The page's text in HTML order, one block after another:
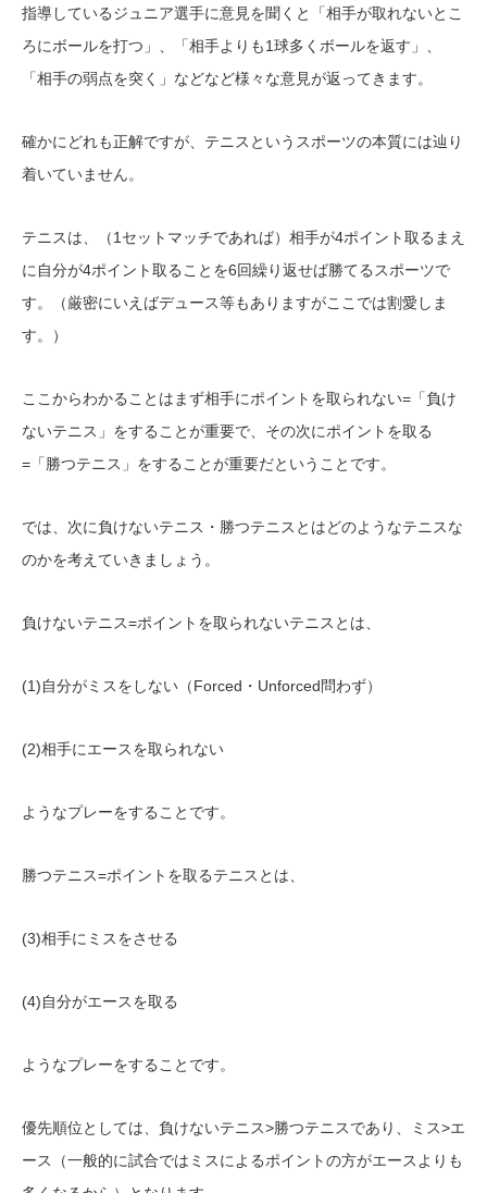
指導しているジュニア選手に意見を聞くと「相手が取れないとこ
ろにボールを打つ」、「相手よりも1球多くボールを返す」、
「相手の弱点を突く」などなど様々な意見が返ってきます。
確かにどれも正解ですが、テニスというスポーツの本質には辿り
着いていません。
テニスは、（1セットマッチであれば）相手が4ポイント取るまえ
に自分が4ポイント取ることを6回繰り返せば勝てるスポーツで
す。（厳密にいえばデュース等もありますがここでは割愛しま
す。）
ここからわかることはまず相手にポイントを取られない=「負け
ないテニス」をすることが重要で、その次にポイントを取る
=「勝つテニス」をすることが重要だということです。
では、次に負けないテニス・勝つテニスとはどのようなテニスな
のかを考えていきましょう。
負けないテニス=ポイントを取られないテニスとは、
(1)自分がミスをしない（Forced・Unforced問わず）
(2)相手にエースを取られない
ようなプレーをすることです。
勝つテニス=ポイントを取るテニスとは、
(3)相手にミスをさせる
(4)自分がエースを取る
ようなプレーをすることです。
優先順位としては、負けないテニス>勝つテニスであり、ミス>エ
ース（一般的に試合ではミスによるポイントの方がエースよりも